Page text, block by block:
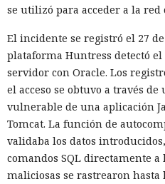
se utilizó para acceder a la red
El incidente se registró el 27
plataforma Huntress detectó
servidor con Oracle. Los
el acceso se obtuvo a través
vulnerable de una aplicación
Tomcat. La función de
validaba los datos
comandos SQL directamente a
maliciosas se rastrearon hasta